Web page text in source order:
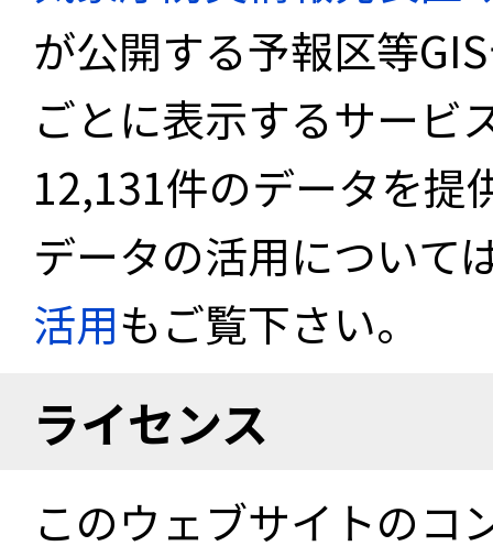
が公開する予報区等
ごとに表示するサービ
12,131件のデータを提
データの活用について
活用もご覧下さい。
ライセンス
このウェブサイトのコ